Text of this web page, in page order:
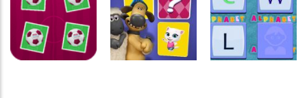
Memória
Animal Kids
Memory
Memória
Memória dos
animais III
Memória
Memória dos
animais II